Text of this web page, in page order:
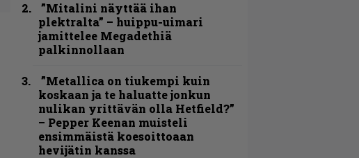
”Mitalini näyttää ihan
plektralta” – huippu-uimari
jamittelee Megadethiä
palkinnollaan
”Metallica on tiukempi kuin
koskaan ja te haluatte jonkun
nulikan yrittävän olla Hetfield?”
– Pepper Keenan muisteli
ensimmäistä koesoittoaan
hevijätin kanssa